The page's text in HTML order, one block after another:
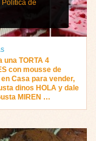
una TORTA 4
con mousse de
Casa para vender,
dinos HOLA y dale
MIREN …
Política de